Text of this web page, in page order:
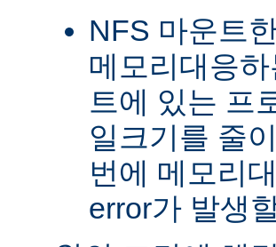
NFS 마운트
메모리대응
트에 있는 프
일크기를 줄
번에 메모리
error가 발생